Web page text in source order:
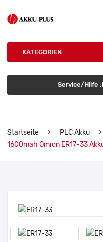
KATEGORIEN
Service/Hilfe
Startseite PLC Akku
1600mah Omron ER17-33